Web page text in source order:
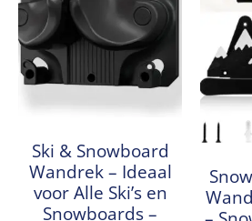
Ski & Snowboard
Wandrek – Ideaal
voor Alle Ski’s en
Snowboards –